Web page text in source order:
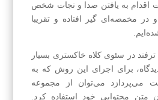
اقدام به یافتن صدا و نجات شخص
در مخمصه‌ای گیر افتاده و تقریبا
ترفند در سئوی کلاه خاکستری بسیار
برای اجرای این روش که به
می‌پردازد می‌توان از مجموعه
متن محتوایی خود استفاده کرد.